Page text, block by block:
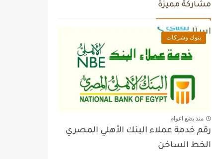
مشاركة مميزة
بنوك وشركات
منذ بضع اعوام
رقم خدمة عملاء البنك الأهلي المصري
الخط الساخن